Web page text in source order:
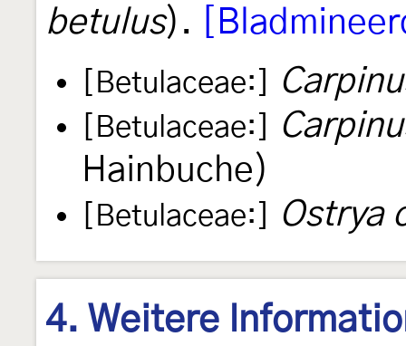
betulus).
[Betulaceae:]
[Betulaceae:]
Hainbuche)
[Betulaceae:] Ostrya
4. Weitere